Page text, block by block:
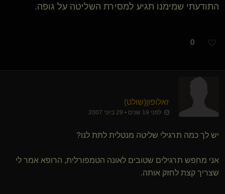
התודעתי שמימנו תגיע למסירת השליטה על גופה.
0
זאלופון​(שולט)
לפני 19 שנים • 29 ביוני 2007
יש לך כמה תרגילי שליטה מנטלית לתת לנו?
אני מחפש תרגילים שטובים לאונה הטמפורלית, הרופא אמר לי
שצריך קצת לחזק אותה.